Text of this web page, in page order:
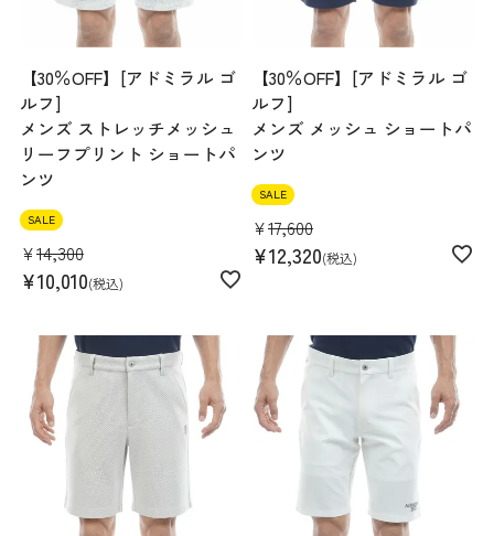
【30％OFF】[アドミラル ゴ
ルフ]
メンズ ストレッチメッシュ
リーフプリント ショートパ
ンツ
SALE
¥14,300
¥10,010 税込
【30％OFF】[アドミラル ゴ
ルフ]
メンズ メッシュ ショートパ
ンツ
SALE
¥17,600
¥12,320 税込